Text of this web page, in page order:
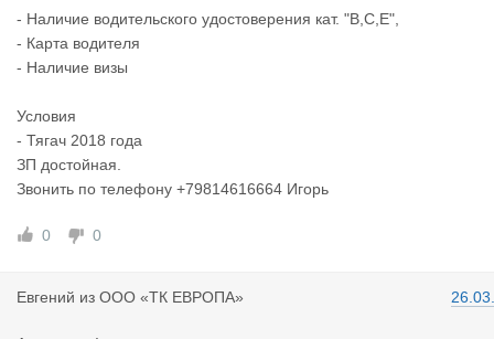
- Наличие водительского удостоверения кат. "В,С,Е",
- Карта водителя
- Наличие визы
Условия
- Тягач 2018 года
ЗП достойная.
Звонить по телефону +79814616664 Игорь
0 0
Евгений из ООО «ТК ЕВРОПА»